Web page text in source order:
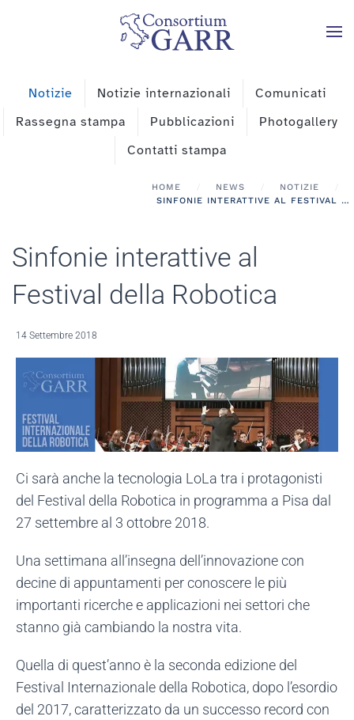
Skip to main content
Notizie Notizie internazionali
Comunicati
Rassegna stampa
Pubblicazioni
Photogallery
Contatti stampa
HOME NEWS
NOTIZIE
SINFONIE INTERATTIVE AL FESTIVAL DELLA ROBOTICA
Sinfonie interattive al
Festival della Robotica
14 Settembre 2018
Ci sarà anche la tecnologia LoLa tra i protagonisti
del Festival della Robotica in programma a Pisa dal
27 settembre al 3 ottobre 2018.
Una settimana all’insegna dell’innovazione con
decine di appuntamenti per conoscere le più
importanti ricerche e applicazioni nei settori che
stanno già cambiando la nostra vita.
Quella di quest’anno è la seconda edizione del
Festival Internazionale della Robotica, dopo l’esordio
del 2017, caratterizzato da un successo record con